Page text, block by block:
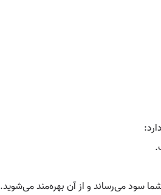
سود می‌رساند و از آن بهره‌مند می‌شوید.